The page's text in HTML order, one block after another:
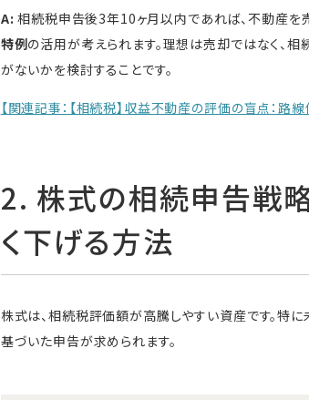
A: 相続税申告後3年10ヶ月以内であれば、不動産を
特例の活用が考えられます。理想は売却ではなく、相
がないかを検討することです。
【関連記事：【相続税】収益不動産の評価の盲点：路
2. 株式の相続申告戦
く下げる方法
株式は、相続税評価額が高騰しやすい資産です。特
基づいた申告が求められます。